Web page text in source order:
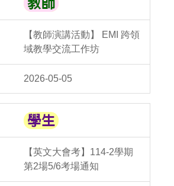
【教師演講活動】 EMI 跨領
域教學交流工作坊
2026-05-05
【英文大會考】114-2學期
第2場5/6考場通知